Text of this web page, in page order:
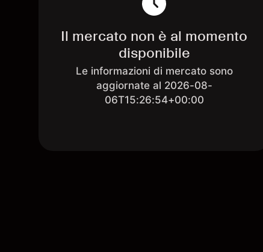
Il mercato non è al momento
disponibile
Le informazioni di mercato sono
aggiornate al 2026-08-
06T15:26:54+00:00